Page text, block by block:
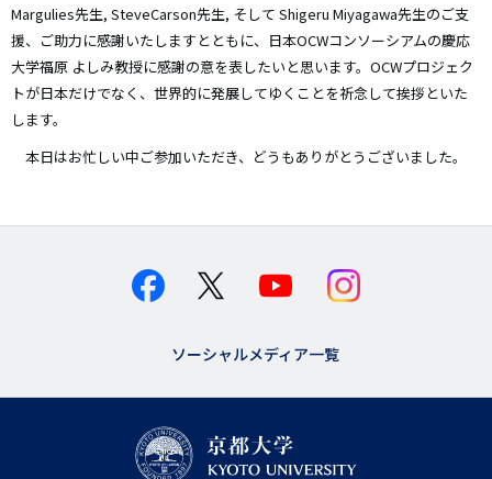
Margulies先生, SteveCarson先生, そして Shigeru Miyagawa先生のご支
援、ご助力に感謝いたしますとともに、日本OCWコンソーシアムの慶応
大学福原 よしみ教授に感謝の意を表したいと思います。OCWプロジェク
トが日本だけでなく、世界的に発展してゆくことを祈念して挨拶といた
します。
本日はお忙しい中ご参加いただき、どうもありがとうございました。
ソーシャルメディア一覧